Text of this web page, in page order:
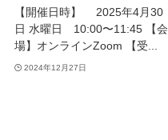
【開催日時】 2025年4月30
日 水曜日 10:00〜11:45 【会
場】オンラインZoom 【受...
2024年12月27日